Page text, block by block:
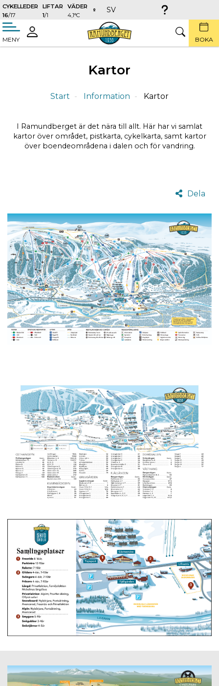
CYKELLEDER
16/17
LIFTAR
1/1
VÄDER
4,1°C
SV
MENY
LOGGA
IN
SÖK BOKA
Kartor
Start Information Kartor
I Ramundberget är det nära till allt. Här har vi samlat
kartor över området, pistkarta, cykelkarta, samt kartor
över boendeområdena i dalen och för vandring.
Dela